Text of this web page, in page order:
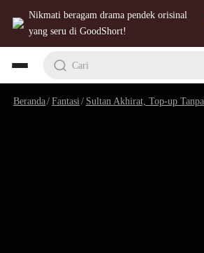
Nikmati beragam drama pendek orisinal
yang seru di GoodShort!
Cari
Beranda/Fantasi / Sultan Akhirat, Top-up